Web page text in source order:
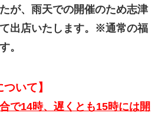
が、雨天での開催のため志津
出店いたします。
※通常の福
。
いて】
で14時、遅くとも15時には開